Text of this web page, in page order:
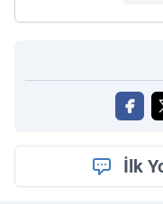
İlk